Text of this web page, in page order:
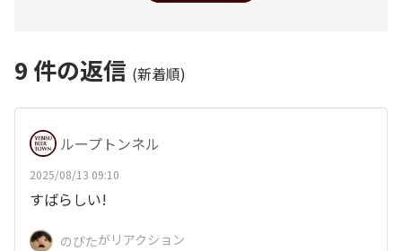
9 件の返信 (新着順)
ループトンネル
2025/08/13 09:10
すばらしい!
のぴたがリアクション